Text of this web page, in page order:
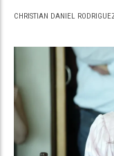
CHRISTIAN DANIEL